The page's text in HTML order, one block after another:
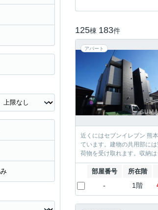
125棟 183件
アパート
近くにはセブンイレブン 熊
ています。建物の共用部に
荷物を受け取れます。収納
部屋番号 所在階
- 1階